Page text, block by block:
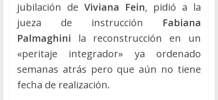
jubilación de Viviana Fein, pidió a la
jueza de instrucción Fabiana
Palmaghini la reconstrucción en un
«peritaje integrador» ya ordenado
semanas atrás pero que aún no tiene
fecha de realización.